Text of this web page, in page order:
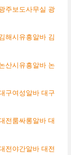
주보도사무실 광
해시유흥알바 김
산시유흥알바 논
구여성알바 대구
전룸싸롱알바 대
전야간알바 대전